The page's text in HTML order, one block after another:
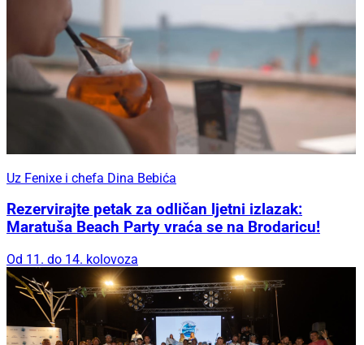
Uz Fenixe i chefa Dina Bebića
Rezervirajte petak za odličan ljetni izlazak:
Maratuša Beach Party vraća se na Brodaricu!
Od 11. do 14. kolovoza